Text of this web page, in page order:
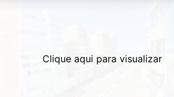
Clique aqui para visualizar